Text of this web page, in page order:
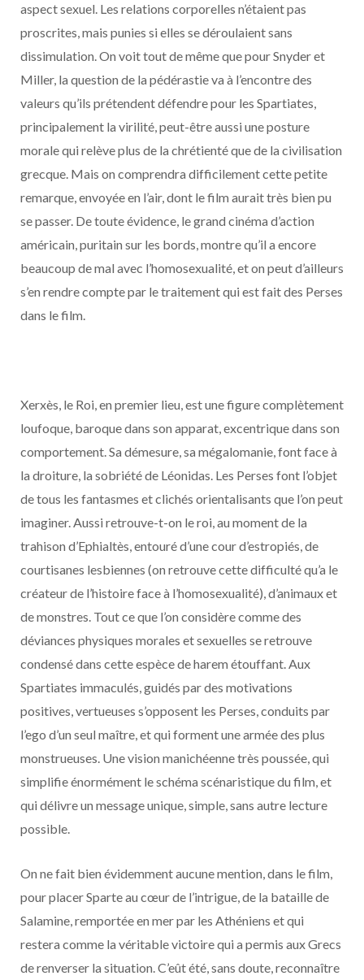
aspect sexuel. Les relations corporelles n’étaient pas
proscrites, mais punies si elles se déroulaient sans
dissimulation. On voit tout de même que pour Snyder et
Miller, la question de la pédérastie va à l’encontre des
valeurs qu’ils prétendent défendre pour les Spartiates,
principalement la virilité, peut-être aussi une posture
morale qui relève plus de la chrétienté que de la civilisation
grecque. Mais on comprendra difficilement cette petite
remarque, envoyée en l’air, dont le film aurait très bien pu
se passer. De toute évidence, le grand cinéma d’action
américain, puritain sur les bords, montre qu’il a encore
beaucoup de mal avec l’homosexualité, et on peut d’ailleurs
s’en rendre compte par le traitement qui est fait des Perses
dans le film.
Xerxès, le Roi, en premier lieu, est une figure complètement
loufoque, baroque dans son apparat, excentrique dans son
comportement. Sa démesure, sa mégalomanie, font face à
la droiture, la sobriété de Léonidas. Les Perses font l’objet
de tous les fantasmes et clichés orientalisants que l’on peut
imaginer. Aussi retrouve-t-on le roi, au moment de la
trahison d’Ephialtès, entouré d’une cour d’estropiés, de
courtisanes lesbiennes (on retrouve cette difficulté qu’a le
créateur de l’histoire face à l’homosexualité), d’animaux et
de monstres. Tout ce que l’on considère comme des
déviances physiques morales et sexuelles se retrouve
condensé dans cette espèce de harem étouffant. Aux
Spartiates immaculés, guidés par des motivations
positives, vertueuses s’opposent les Perses, conduits par
l’ego d’un seul maître, et qui forment une armée des plus
monstrueuses. Une vision manichéenne très poussée, qui
simplifie énormément le schéma scénaristique du film, et
qui délivre un message unique, simple, sans autre lecture
possible.
On ne fait bien évidemment aucune mention, dans le film,
pour placer Sparte au cœur de l’intrigue, de la bataille de
Salamine, remportée en mer par les Athéniens et qui
restera comme la véritable victoire qui a permis aux Grecs
de renverser la situation. C’eût été, sans doute, reconnaître